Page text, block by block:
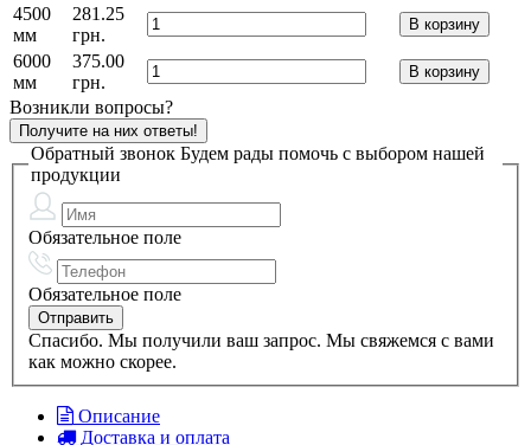
4500
мм
281.25
грн.
В корзину
6000
мм
375.00
грн.
В корзину
Возникли вопросы?
Получите на них ответы!
Обратный звонок Будем рады помочь с выбором нашей
продукции
Обязательное поле
Обязательное поле
Спасибо. Мы получили ваш запрос. Мы свяжемся с вами
как можно скорее.
Описание
Доставка и оплата